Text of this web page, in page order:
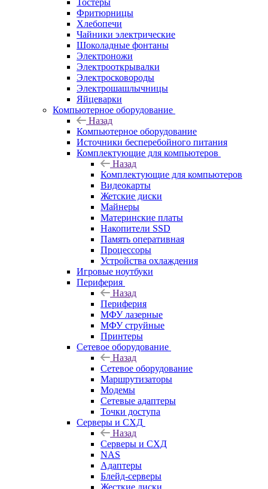
Тостеры
Фритюрницы
Хлебопечи
Чайники электрические
Шоколадные фонтаны
Электроножи
Электрооткрывалки
Электросковороды
Электрошашлычницы
Яйцеварки
Компьютерное оборудование
Назад
Компьютерное оборудование
Источники бесперебойного питания
Комплектующие для компьютеров
Назад
Комплектующие для компьютеров
Видеокарты
Жетские диски
Майнеры
Материнские платы
Накопители SSD
Память оперативная
Процессоры
Устройства охлаждения
Игровые ноутбуки
Периферия
Назад
Периферия
МФУ лазерные
МФУ струйные
Принтеры
Сетевое оборудование
Назад
Сетевое оборудование
Маршрутизаторы
Модемы
Сетевые адаптеры
Точки доступа
Серверы и СХД
Назад
Серверы и СХД
NAS
Адаптеры
Блейд-серверы
Жесткие диски